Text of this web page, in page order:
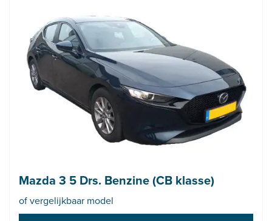
Mazda 3 5 Drs. Benzine (CB klasse)
of vergelijkbaar model